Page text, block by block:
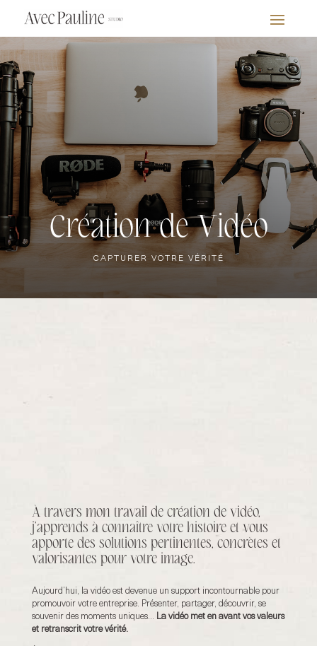
Création de Vidéo
CAPTURER VOTRE VÉRITÉ
À travers mon travail de création de vidéo,
j’apprends à connaître votre histoire et vous
apporte des solutions pertinentes, concrètes et
valorisantes pour votre image.
Aujourd’hui, l a vidéo est devenue un support incontournable pour
promouvoir votre entreprise. Présenter, partager, découvrir, se
souvenir des moments uniques… La vidéo met en avant vos valeurs
et retranscrit votre vérité.